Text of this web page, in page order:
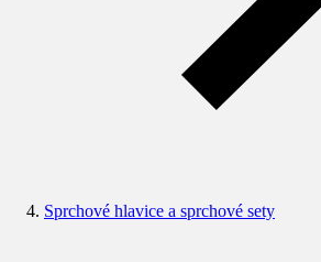
Sprchové hlavice a sprchové sety